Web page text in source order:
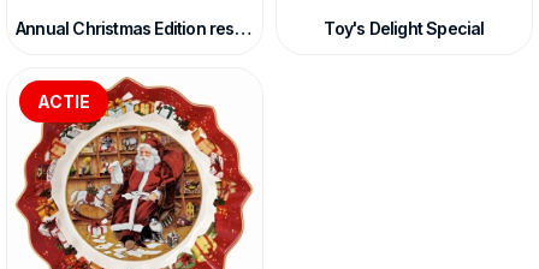
Annual Christmas Edition restanten Toy's Delight Special
ACTIE